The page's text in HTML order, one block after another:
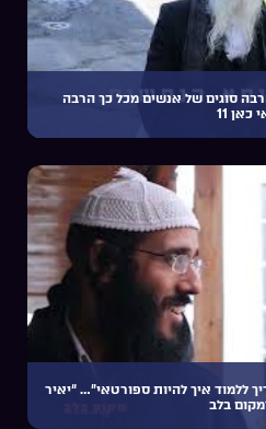
סוגים של אנשים מכל כך הרבה
11
ללמוד איך להיות ספורטאי”… “יאיר